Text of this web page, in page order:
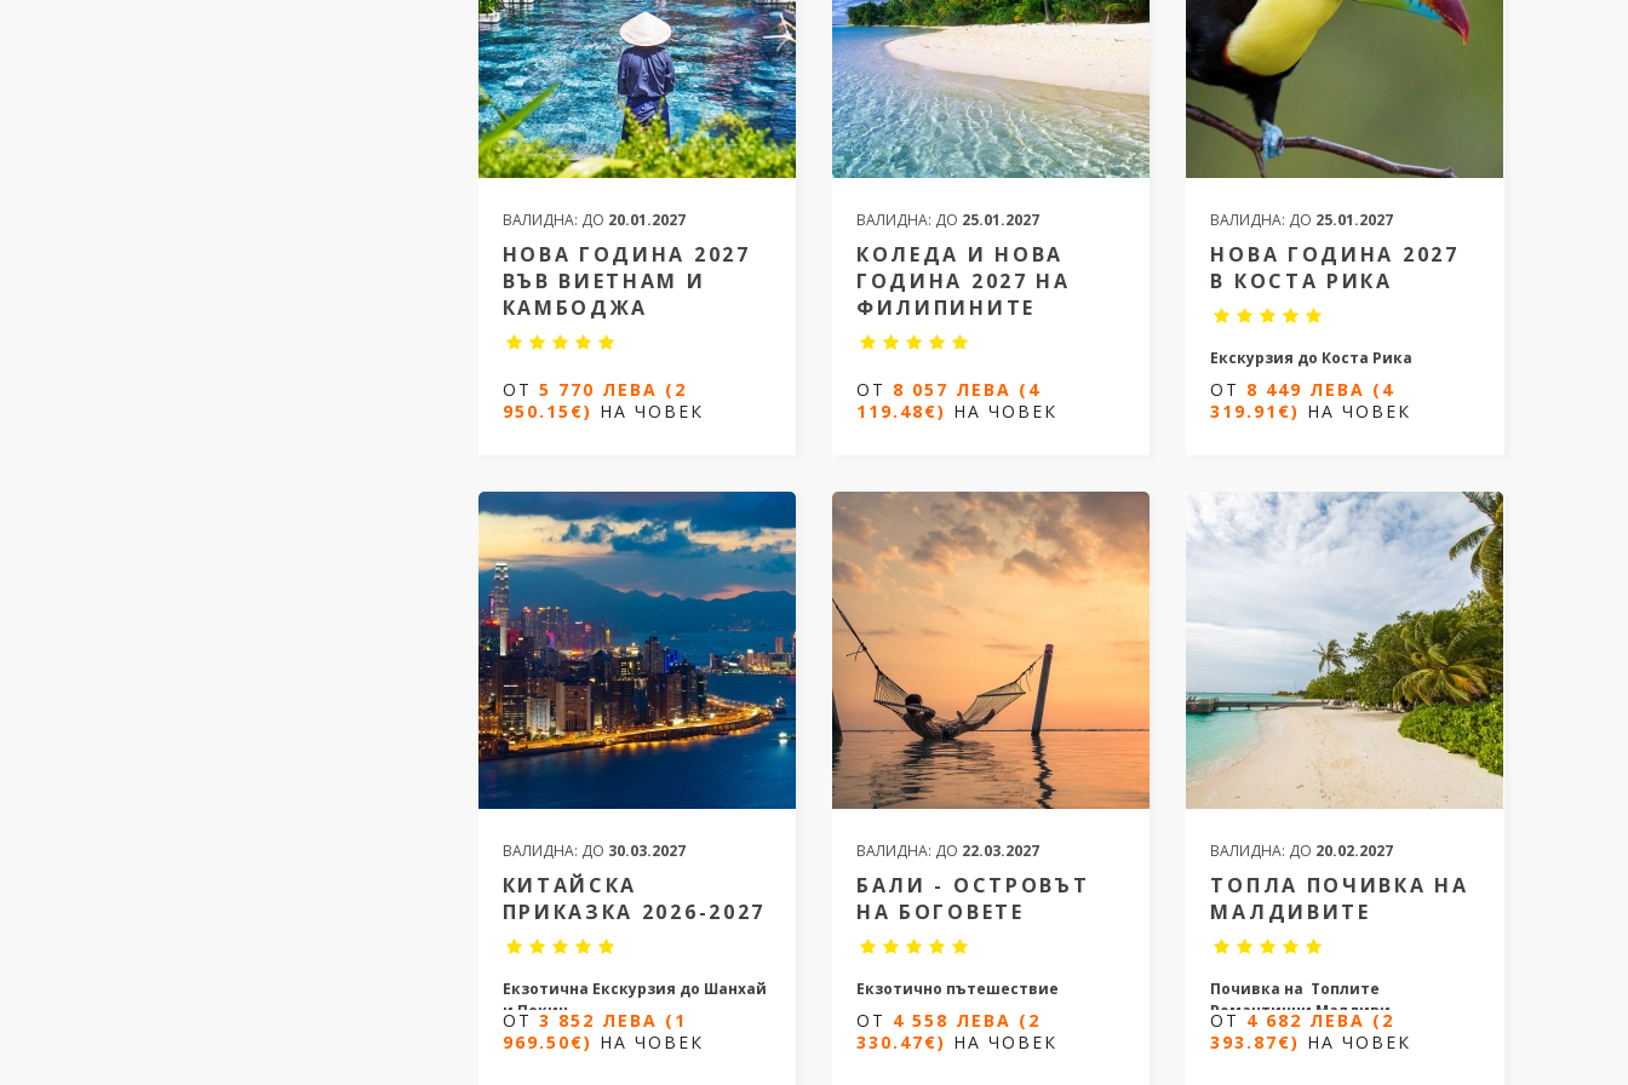
ВАЛИДНА: ДО 20.01.2027
НОВА ГОДИНА 2027
ВЪВ ВИЕТНАМ И
КАМБОДЖА
Нова 2027 година във Виетнам
и Камбоджа
Дати от 22.12.2026 до 04.01.2027
ОТ5 770 ЛЕВА (2
950.15€)
ОТ 5 770 ЛЕВА (2
950.15€) НА ЧОВЕК
ВАЛИДНА: ДО 25.01.2027
КОЛЕДА И НОВА
ГОДИНА 2027 НА
ФИЛИПИНИТЕ
Екзотични Филипини от Варна
ОТ
8 057 ЛЕВА (4
119.48€)НА ЧОВЕК
ОТ 8 057 ЛЕВА (4
119.48€) НА ЧОВЕК
ВАЛИДНА: ДО 25.01.2027
НОВА ГОДИНА 2027
В КОСТА РИКА
Екскурзия до Коста Рика
11 дни/ 9 нощувки
ОТ8 449 ЛЕВА (4
319.91€)НА ЧОВЕК
ОТ 8 449 ЛЕВА (4
319.91€) НА ЧОВЕК
ВАЛИДНА: ДО 30.03.2027
КИТАЙСКА
ПРИКАЗКА 2026-2027
Екзотична Екскурзия до Шанхай
и Пекин
8 нощувки/ 10 дни
ОТ 3 852 ЛЕВА (1
969.50€) НА ЧОВЕК
ВАЛИДНА: ДО 22.03.2027
БАЛИ - ОСТРОВЪТ
НА БОГОВЕТЕ
Екзотично пътешествие
10 нощувки / 13 дни
ОТ 4 558 ЛЕВА (2
330.47€) НА ЧОВЕК
ВАЛИДНА: ДО 20.02.2027
ТОПЛА ПОЧИВКА НА
МАЛДИВИТЕ
Почивка на Топлите
Романтични Малдиви
9 дни / 7 нощувки
ОТ 4 682 ЛЕВА (2
393.87€) НА ЧОВЕК